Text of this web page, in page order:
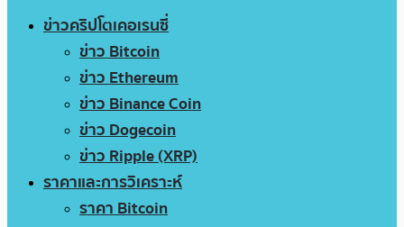
ข่าวคริปโตเคอเรนซี่
ข่าว Bitcoin
ข่าว Ethereum
ข่าว Binance Coin
ข่าว Dogecoin
ข่าว Ripple (XRP)
ราคาและการวิเคราะห์
ราคา Bitcoin